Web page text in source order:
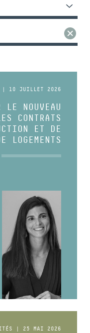
| 10 JUILLET 2026
LE NOUVEAU
CONTRATS
ET DE
LOGEMENTS
| 25 MAI 2026